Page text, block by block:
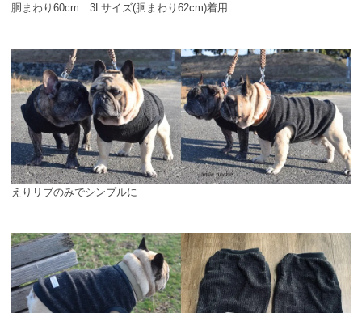
胴まわり60cm 3Lサイズ(胴まわり62cm)着用
えりリブのみでシンプルに